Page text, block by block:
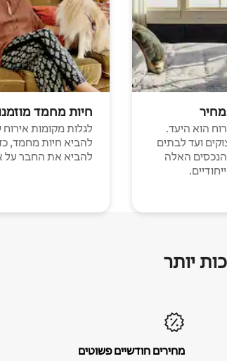
הוא היעד.
ועד לבתים
הנכסים האלה
חיות מחמד
לגלות מקומות
להביא חיות מחמד,
להביא את החבר על
יותר
מחירים חודשיים פשוטים